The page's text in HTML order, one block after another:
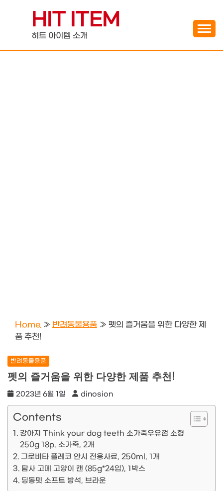
contentHIT ITEM
히트 아이템 소개
Home » 반려동물용품 » 펫의 즐거움을 위한 다양한 제
품 추천!
반려동물용품
펫의 즐거움을 위한 다양한 제품 추천!
2023년 6월 1일 dinosion
Contents
강아지 Think your dog teeth 소가죽우유껌 소형
250g 18p, 소가죽, 2개
그로비타 플레코 안시 전용사료, 250ml, 1개
탐사 고메 고양이 캔 (85g*24입), 1박스
딩동펫 소프트 방석, 브라운